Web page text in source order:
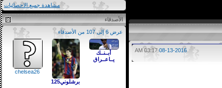
08-13-2016
03:17 AM
مشاهدة جميع الاحصائيات
الأصدقاء
عرض 6 إلى 107 من الأصدقاء
أبــنــك
يــاعــراق
برشلوني125
chelsea26